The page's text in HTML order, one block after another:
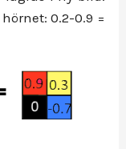
0.2-0.9 =